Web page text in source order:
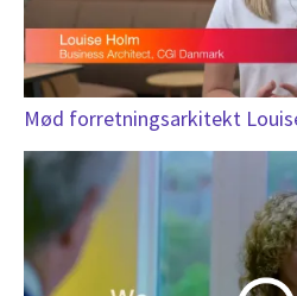
Mød forretningsarkitekt